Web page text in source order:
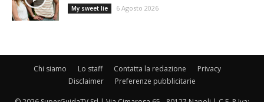
My sweet lie 6 Agosto 2026
Chi siamo Lo staff Contatta la redazione
Privacy
Disclaimer
Preferenze pubblicitarie